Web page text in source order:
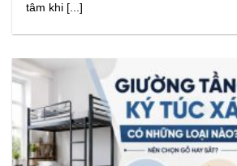
tâm khi [...]